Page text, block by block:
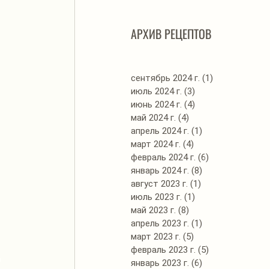
соусе
АРХИВ РЕЦЕПТОВ
сентябрь 2024 г. (1)
июль 2024 г. (3)
июнь 2024 г. (4)
май 2024 г. (4)
апрель 2024 г. (1)
март 2024 г. (4)
февраль 2024 г. (6)
январь 2024 г. (8)
август 2023 г. (1)
июль 2023 г. (1)
май 2023 г. (8)
апрель 2023 г. (1)
март 2023 г. (5)
февраль 2023 г. (5)
январь 2023 г. (6)